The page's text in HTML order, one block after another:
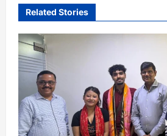
Related Stories